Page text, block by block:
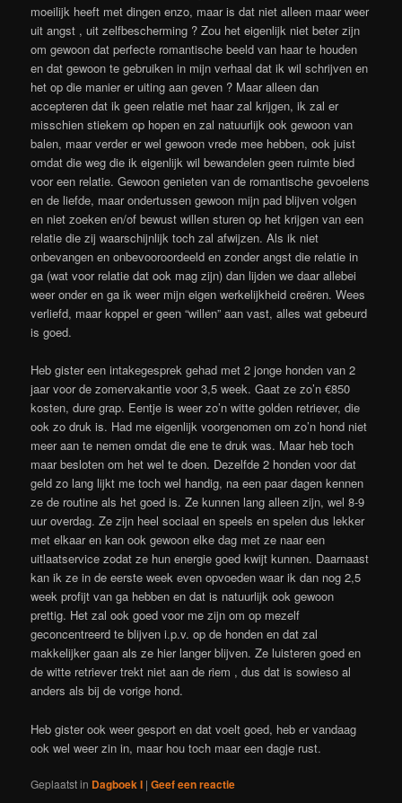
moeilijk heeft met dingen enzo, maar is dat niet alleen maar weer
uit angst , uit zelfbescherming ? Zou het eigenlijk niet beter zijn
om gewoon dat perfecte romantische beeld van haar te houden
en dat gewoon te gebruiken in mijn verhaal dat ik wil schrijven en
het op die manier er uiting aan geven ? Maar alleen dan
accepteren dat ik geen relatie met haar zal krijgen, ik zal er
misschien stiekem op hopen en zal natuurlijk ook gewoon van
balen, maar verder er wel gewoon vrede mee hebben, ook juist
omdat die weg die ik eigenlijk wil bewandelen geen ruimte bied
voor een relatie. Gewoon genieten van de romantische gevoelens
en de liefde, maar ondertussen gewoon mijn pad blijven volgen
en niet zoeken en/of bewust willen sturen op het krijgen van een
relatie die zij waarschijnlijk toch zal afwijzen. Als ik niet
onbevangen en onbevooroordeeld en zonder angst die relatie in
ga (wat voor relatie dat ook mag zijn) dan lijden we daar allebei
weer onder en ga ik weer mijn eigen werkelijkheid creëren. Wees
verliefd, maar koppel er geen “willen” aan vast, alles wat gebeurd
is goed.
Heb gister een intakegesprek gehad met 2 jonge honden van 2
jaar voor de zomervakantie voor 3,5 week. Gaat ze zo’n €850
kosten, dure grap. Eentje is weer zo’n witte golden retriever, die
ook zo druk is. Had me eigenlijk voorgenomen om zo’n hond niet
meer aan te nemen omdat die ene te druk was. Maar heb toch
maar besloten om het wel te doen. Dezelfde 2 honden voor dat
geld zo lang lijkt me toch wel handig, na een paar dagen kennen
ze de routine als het goed is. Ze kunnen lang alleen zijn, wel 8-9
uur overdag. Ze zijn heel sociaal en speels en spelen dus lekker
met elkaar en kan ook gewoon elke dag met ze naar een
uitlaatservice zodat ze hun energie goed kwijt kunnen. Daarnaast
kan ik ze in de eerste week even opvoeden waar ik dan nog 2,5
week profijt van ga hebben en dat is natuurlijk ook gewoon
prettig. Het zal ook goed voor me zijn om op mezelf
geconcentreerd te blijven i.p.v. op de honden en dat zal
makkelijker gaan als ze hier langer blijven. Ze luisteren goed en
de witte retriever trekt niet aan de riem , dus dat is sowieso al
anders als bij de vorige hond.
Heb gister ook weer gesport en dat voelt goed, heb er vandaag
ook wel weer zin in, maar hou toch maar een dagje rust.
Geplaatst in Dagboek I |Geef een reactie